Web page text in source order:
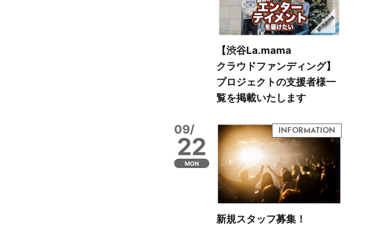
【渋谷La.mama
クラウドファンディング】
プロジェクトの支援者様一
覧を掲載いたします
09/
22
MON
新規スタッフ募集！